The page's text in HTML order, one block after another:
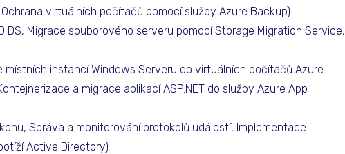
virtuálních počítačů pomocí služby Azure Backup).
DS, Migrace souborového serveru pomocí Storage Migration Service,
instancí Windows Serveru do virtuálních počítačů Azure
a migrace aplikací ASP.NET do služby Azure App
Správa a monitorování protokolů událostí, Implementace
Active Directory)